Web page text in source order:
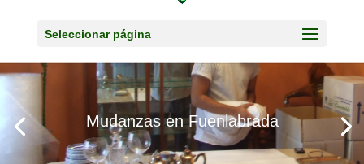
Seleccionar página
Mudanzas en Fuenlabrada